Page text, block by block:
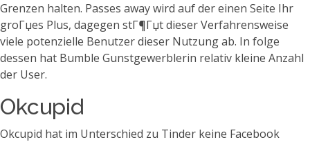
Grenzen halten. Passes away wird auf der einen Seite Ihr
groГџes Plus, dagegen stГ¶Гџt dieser Verfahrensweise
viele potenzielle Benutzer dieser Nutzung ab. In folge
dessen hat Bumble Gunstgewerblerin relativ kleine Anzahl
der User.
Okcupid
Okcupid hat im Unterschied zu Tinder keine Facebook